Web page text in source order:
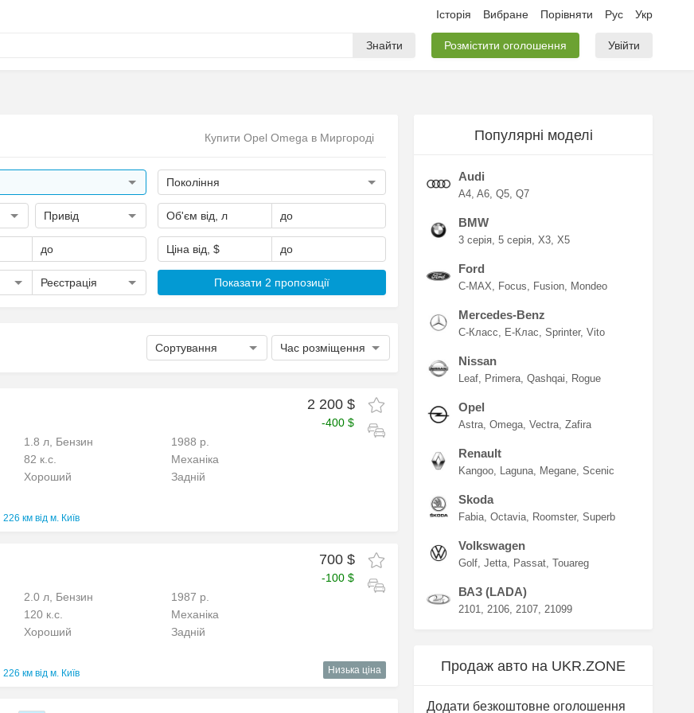
Історія Вибране Порівняти Рус Укр
Знайти Розмістити оголошення Увійти
Купити Opel Omega в Миргороді
Покоління
Привід Об'єм від, л до
до Ціна від, $ до
Реєстрація Показати 2 пропозиції
Сортування Час розміщення
2 200 $
-400 $
1.8 л, Бензин
1988 р.
82 к.с.
Механіка
Хороший Задній
226 км від м. Київ
700 $
-100 $
2.0 л, Бензин
1987 р.
120 к.с.
Механіка
Хороший Задній
226 км від м. Київ Низька ціна
Популярні моделі
Audi
A4 A6 Q5 Q7
BMW
3 серія 5 серія X3 X5
Ford
C-MAX Focus Fusion Mondeo
Mercedes-Benz
C-Класс E-Клас Sprinter Vito
Nissan
Leaf Primera Qashqai Rogue
Opel
Astra Omega Vectra Zafira
Renault
Kangoo Laguna Megane Scenic
Skoda
Fabia Octavia Roomster Superb
Volkswagen
Golf Jetta Passat Touareg
ВАЗ (LADA)
2101 2106 2107 21099
Продаж авто на UKR.ZONE
Додати безкоштовне оголошення